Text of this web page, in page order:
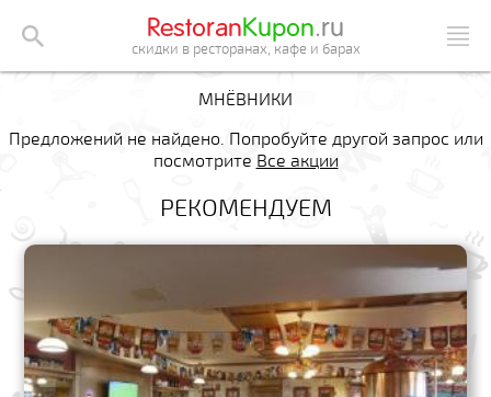
RestoranKupon.ru
скидки в ресторанах, кафе и барах
МНЁВНИКИ
Предложений не найдено. Попробуйте другой запрос или
посмотрите Все акции
РЕКОМЕНДУЕМ